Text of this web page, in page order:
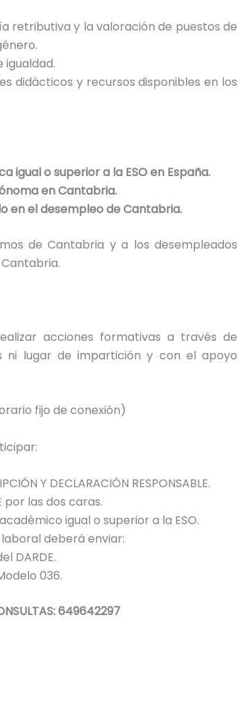
y la valoración de puestos de
y recursos disponibles en los
igual o superior a la ESO en España.
en Cantabria.
en el desempleo de Cantabria.
de Cantabria y a los desempleados
acciones formativas a través de
ni lugar de impartición y con el apoyo
fijo de conexión)
Y DECLARACIÓN RESPONSABLE.
por las dos caras.
igual o superior a la ESO.
deberá enviar:
DARDE.
036.
649642297